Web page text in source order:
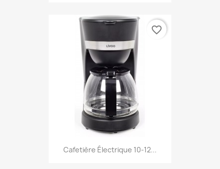
Cafetière Électrique 10-12...
favorite_border